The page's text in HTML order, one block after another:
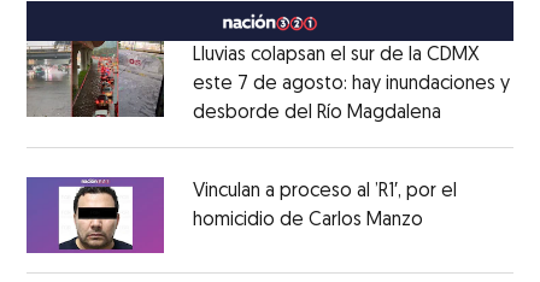
Lluvias colapsan el sur de la CDMX
este 7 de agosto: hay inundaciones y
desborde del Río Magdalena
Vinculan a proceso al ’R1′, por el
homicidio de Carlos Manzo